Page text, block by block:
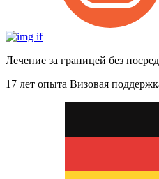
Лечение за границей без
17 лет опыта Визовая